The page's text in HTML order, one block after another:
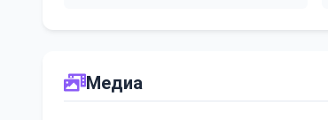
Медиа